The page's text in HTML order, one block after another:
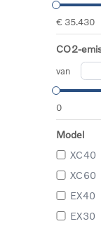
€ 35.430
CO2-
van
0
Model
XC40
XC60
EX40
EX30